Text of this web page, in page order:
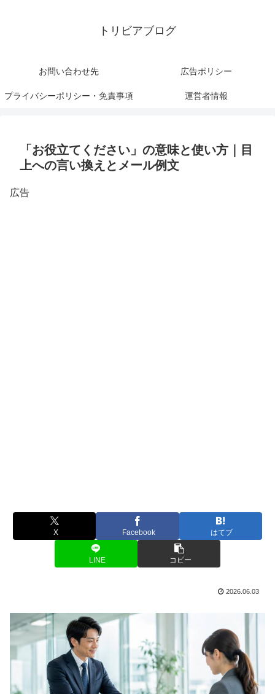
トリビアブログ
お問い合わせ先 広告ポリシー
プライバシーポリシー・免責事項 運営者情報
「お役立てください」の意味と使い方｜目
上への言い換えとメール例文
広告
X Facebook はてブ
LINE コピー
2026.06.03